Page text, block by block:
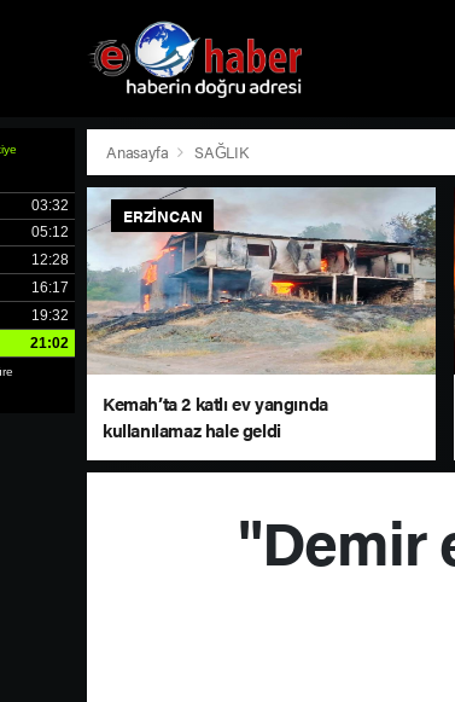
Anasayfa SAĞLIK
ERZINCAN
Kemah’ta 2 katlı ev yangında
kullanılamaz hale geldi
"Demir